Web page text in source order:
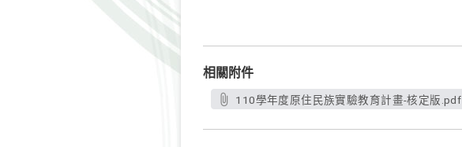
相關附件
110學年度原住民族實驗教育計畫-核定版.pdf